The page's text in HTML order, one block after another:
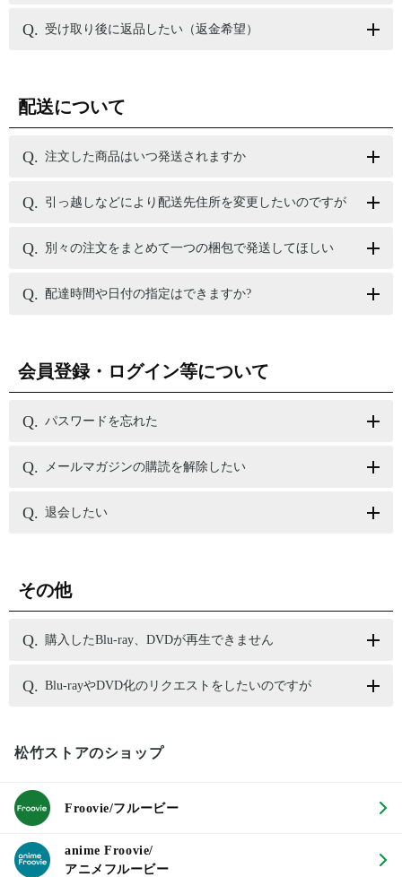
受け取り後に返品したい（返金希望）
配送について
注文した商品はいつ発送されますか
引っ越しなどにより配送先住所を変更したいのですが
別々の注文をまとめて一つの梱包で発送してほしい
配達時間や日付の指定はできますか?
会員登録・ログイン等について
パスワードを忘れた
メールマガジンの購読を解除したい
退会したい
その他
購入したBlu-ray、DVDが再生できません
Blu-rayやDVD化のリクエストをしたいのですが
松竹ストアのショップ
Froovie/フルービー
anime Froovie/
アニメフルービー